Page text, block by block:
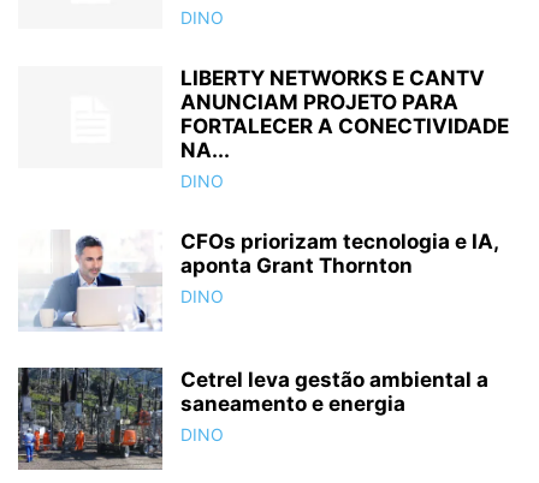
DINO
LIBERTY NETWORKS E CANTV
ANUNCIAM PROJETO PARA
FORTALECER A CONECTIVIDADE
NA...
DINO
CFOs priorizam tecnologia e IA,
aponta Grant Thornton
DINO
Cetrel leva gestão ambiental a
saneamento e energia
DINO